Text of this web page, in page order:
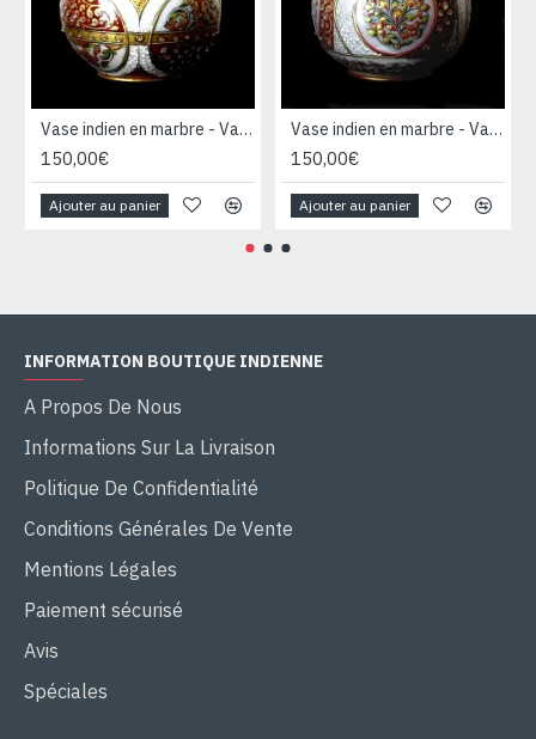
Vase indien en marbre - Vase Boule - Décoration indienne
150,00€
Ajouter au panier
Vase indien en marbre - Vase Boule - Décoration indienne
150,00€
Ajouter au panier
INFORMATION BOUTIQUE INDIENNE
A Propos De Nous
Informations Sur La Livraison
Politique De Confidentialité
Conditions Générales De Vente
Mentions Légales
Paiement sécurisé
Avis
Spéciales